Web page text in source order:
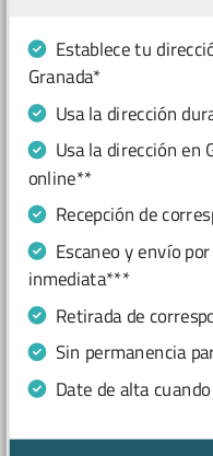
Establece tu
Granada*
Usa la dirección
Usa la dirección en
online**
Recepción de
Escaneo y envío
inmediata***
Retirada de
Sin permanencia
Date de alta